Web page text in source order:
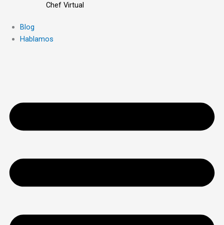
Chef Virtual
Blog
Hablamos